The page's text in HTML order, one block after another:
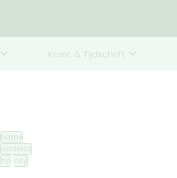
Krant & Tijdschrift
name
address
zip city